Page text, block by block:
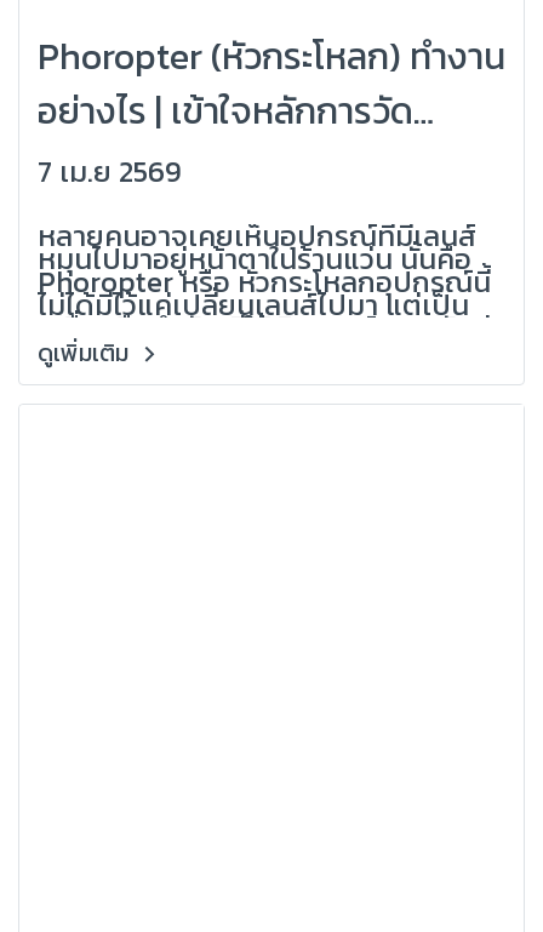
Phoropter (หัวกระโหลก) ทำงาน
อย่างไร | เข้าใจหลักการวัด
สายตาแบบมืออาชีพ
(Grandlondon Optical)
7 เม.ย 2569
หลายคนอาจเคยเห็นอุปกรณ์ที่มีเลนส์
หมุนไปมาอยู่หน้าตาในร้านแว่น นั่นคือ
Phoropter หรือ หัวกระโหลกอุปกรณ์นี้
ไม่ได้มีไว้แค่เปลี่ยนเลนส์ไปมา แต่เป็น
เครื่องมือสำคัญที่ใช้ วิเคราะห์และปรับค่า
สายตาอย่างละเอียด เพื่อให้ได้ค่าที่เหมาะ
สมกับการใช้งานจริงของลูกค้า
ดูเพิ่มเติม